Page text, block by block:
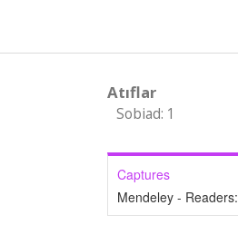
Atıflar
Sobiad: 1
Captures
Mendeley - Readers: